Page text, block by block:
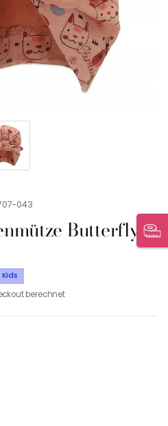
043
Butterfly
Kids
berechnet